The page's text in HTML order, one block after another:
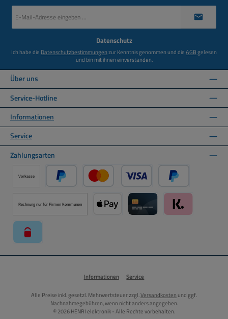
Mail-
Datenschutz
Ich habe die Datenschutzbestimmungenzur Kenntnis genommen und dieAGBgelesen
und bin mit ihnen einverstanden.
Über uns
Service-Hotline
Informationen
Service
Zahlungsarten
Vorkasse
PayPal Kredit- oder Debitkarte über PayPal
Später Bezahlen
Rechnung nur für Firmen Kommunen
Informationen Service
Alle Preise inkl. gesetzl. Mehrwertsteuer zzgl.Versandkosten und ggf.
Nachnahmegebühren, wenn nicht anders angegeben.
© 2026 HENRI elektronik - Alle Rechte vorbehalten.